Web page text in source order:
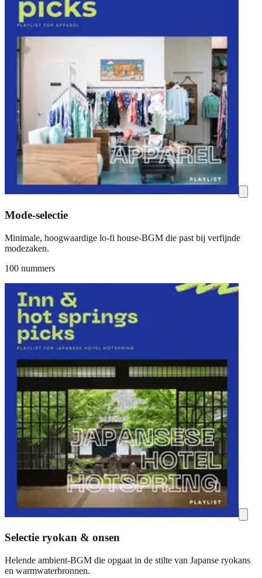
Mode-selectie
Minimale, hoogwaardige lo-fi house-BGM die past bij verfijnde
modezaken.
100 nummers
Selectie ryokan & onsen
Helende ambient-BGM die opgaat in de stilte van Japanse ryokans
en warmwaterbronnen.